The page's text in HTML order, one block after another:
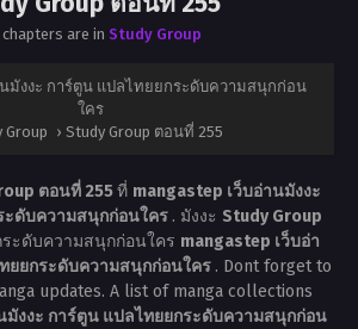
are in Study Group
นมังงะ การ์ตูน แปลไทยยกระดับความสนุกก่อน
ใคร
Group › Study Group ตอนที่ 255
ตอนที่ 255ที่ mangastep เว็บอ่านมังงะ
ะดับความสนุกก่อนใคร . มังงะ Study Group
ะดับความสนุกก่อนใคร mangastep เว็บอ่า
ยยกระดับความสนุกก่อนใคร . Dont forget to
updates. A list of manga collections
มังงะ การ์ตูน แปลไทยยกระดับความสนุกก่อน